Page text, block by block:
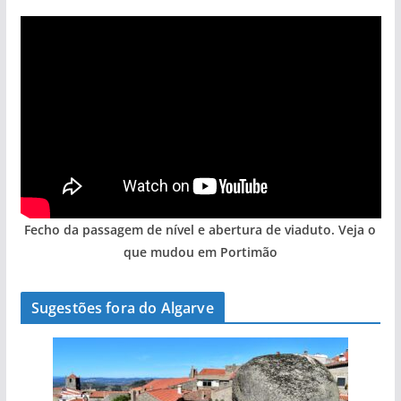
Fecho da passagem de nível e abertura de viaduto. Veja o
que mudou em Portimão
Sugestões fora do Algarve